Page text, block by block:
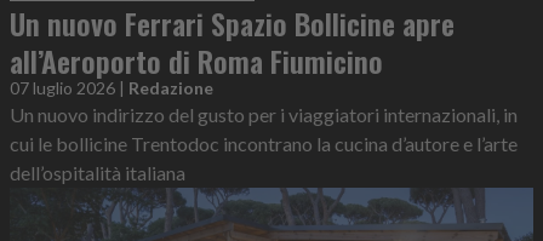
Un nuovo Ferrari Spazio Bollicine apre
all’Aeroporto di Roma Fiumicino
07 luglio 2026 | Redazione
Un nuovo indirizzo del gusto per i viaggiatori internazionali, in
cui le bollicine Trentodoc incontrano la cucina d’autore e l’arte
dell’ospitalità italiana